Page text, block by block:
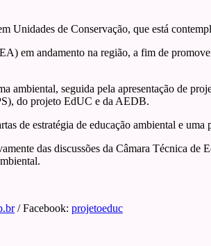
Unidades de Conservação, que está
em andamento na região, a fim de
ambiental, seguida pela apresentação de
do projeto EdUC e da AEDB.
de estratégia de educação ambiental e uma
das discussões da Câmara Técnica
/ Facebook: projetoeduc